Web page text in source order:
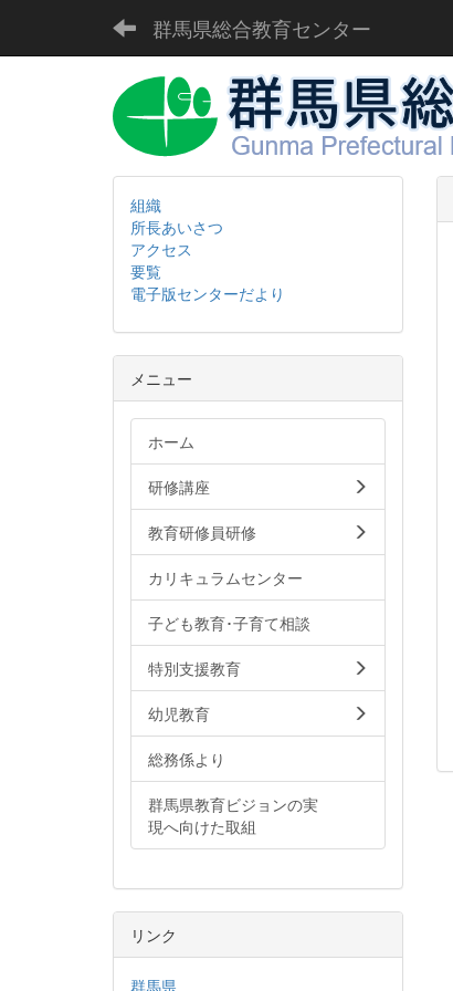
群馬県総合教育センター
組織
所長あいさつ
アクセス
要覧
電子版センターだより
メニュー
ホーム
研修講座
教育研修員研修
カリキュラムセンター
子ども教育･子育て相談
特別支援教育
幼児教育
総務係より
群馬県教育ビジョンの実
現へ向けた取組
リンク
群馬県